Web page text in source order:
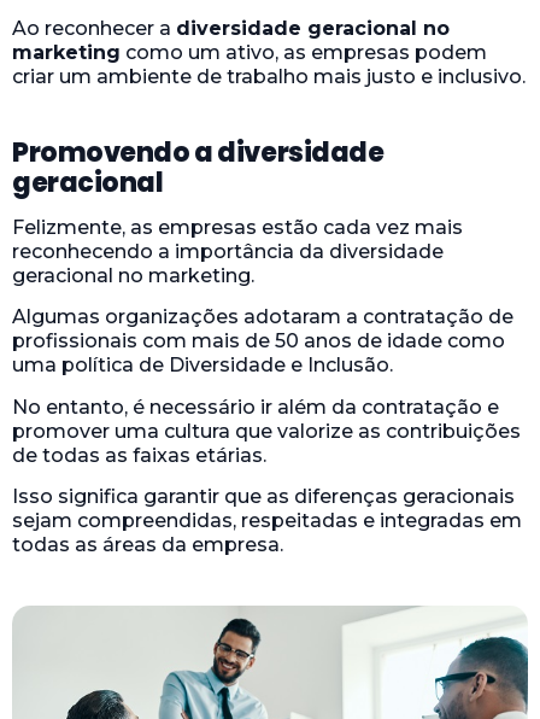
Ao reconhecer a diversidade geracional no
marketing como um ativo, as empresas podem
criar um ambiente de trabalho mais justo e inclusivo.
Promovendo a diversidade
geracional
Felizmente, as empresas estão cada vez mais
reconhecendo a importância da diversidade
geracional no marketing.
Algumas organizações adotaram a contratação de
profissionais com mais de 50 anos de idade como
uma política de Diversidade e Inclusão.
No entanto, é necessário ir além da contratação e
promover uma cultura que valorize as contribuições
de todas as faixas etárias.
Isso significa garantir que as diferenças geracionais
sejam compreendidas, respeitadas e integradas em
todas as áreas da empresa.